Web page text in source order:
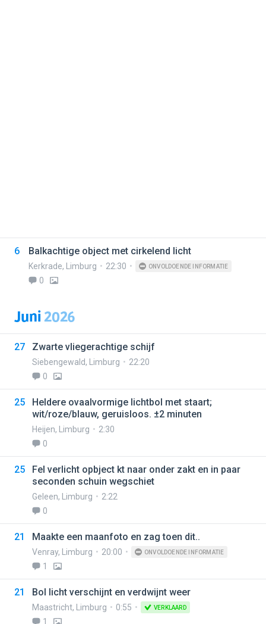
6 Balkachtige object met cirkelend licht
Kerkrade, Limburg 22:30 ONVOLDOENDE INFORMATIE
0
Juni2026
27 Zwarte vliegerachtige schijf
Siebengewald, Limburg
22:20
0
25
Heldere ovaalvormige lichtbol met staart;
wit/roze/blauw, geruisloos. ±2 minuten
Heijen, Limburg
2:30
0
25
Fel verlicht opbject kt naar onder zakt en in paar
seconden schuin wegschiet
Geleen, Limburg
2:22
0
21 Maakte een maanfoto en zag toen dit..
Venray, Limburg 20:00 ONVOLDOENDE INFORMATIE
1
21 Bol licht verschijnt en verdwijnt weer
Maastricht, Limburg 0:55 VERKLAARD
1